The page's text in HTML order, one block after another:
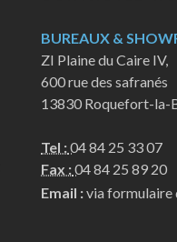
BUREAUX &
ZI Plaine du Caire IV,
600 rue des safranés
13830 Roquefort-la-
Tel :04 84 25 33 07
Fax :04 84 25 89 20
Email :via formulaire